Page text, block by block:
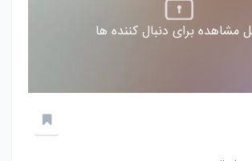
مشاهده برای دنبال کننده ها